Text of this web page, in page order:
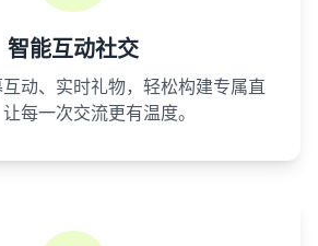
智能互动社交
动、实时礼物，轻松构建专属直
每一次交流更有温度。